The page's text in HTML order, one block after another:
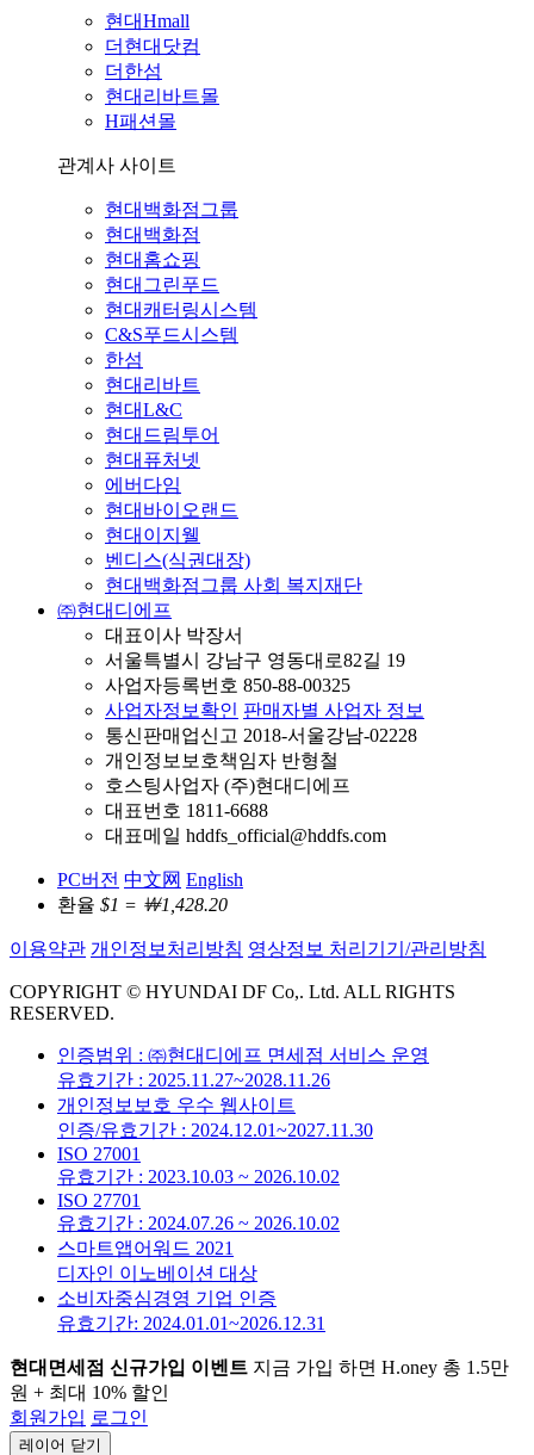
현대Hmall
더현대닷컴
더한섬
현대리바트몰
H패션몰
관계사 사이트
현대백화점그룹
현대백화점
현대홈쇼핑
현대그린푸드
현대캐터링시스템
C&S푸드시스템
한섬
현대리바트
현대L&C
현대드림투어
현대퓨처넷
에버다임
현대바이오랜드
현대이지웰
벤디스(식권대장)
현대백화점그룹 사회 복지재단
㈜현대디에프
대표이사 박장서
서울특별시 강남구 영동대로82길 19
사업자등록번호 850-88-00325
사업자정보확인 판매자별 사업자 정보
통신판매업신고 2018-서울강남-02228
개인정보보호책임자 반형철
호스팅사업자 (주)현대디에프
대표번호 1811-6688
대표메일 hddfs_official@hddfs.com
PC버전 中文网 English
환율 $1 = ￦1,428.20
이용약관 개인정보처리방침 영상정보 처리기기/관리방침
COPYRIGHT © HYUNDAI DF Co,. Ltd. ALL RIGHTS
RESERVED.
인증범위 : ㈜현대디에프 면세점 서비스 운영
유효기간 : 2025.11.27~2028.11.26
개인정보보호 우수 웹사이트
인증/유효기간 : 2024.12.01~2027.11.30
ISO 27001
유효기간 : 2023.10.03 ~ 2026.10.02
ISO 27701
유효기간 : 2024.07.26 ~ 2026.10.02
스마트앱어워드 2021
디자인 이노베이션 대상
소비자중심경영 기업 인증
유효기간: 2024.01.01~2026.12.31
현대면세점 신규가입 이벤트 지금 가입 하면 H.oney 총 1.5만
원 + 최대 10% 할인
회원가입 로그인
레이어 닫기